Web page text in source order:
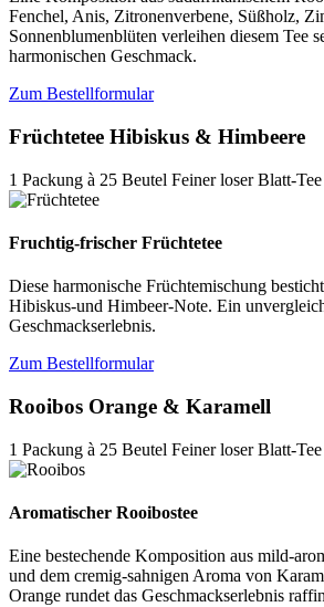
Fenchel, Anis, Zitronenverbene, Süßholz,
Sonnenblumenblüten verleihen diesem Tee
harmonischen Geschmack.
Zum Bestellformular
Früchtetee Hibiskus & Himbeere
1 Packung à 25 Beutel Feiner loser Blatt-Tee
Fruchtig-frischer Früchtetee
Diese harmonische Früchtemischung
Hibiskus-und Himbeer-Note. Ein
Geschmackserlebnis.
Zum Bestellformular
Rooibos Orange & Karamell
1 Packung à 25 Beutel Feiner loser Blatt-Tee
Aromatischer Rooibostee
Eine bestechende Komposition aus mild-
und dem cremig-sahnigen Aroma von
Orange rundet das Geschmackserlebnis